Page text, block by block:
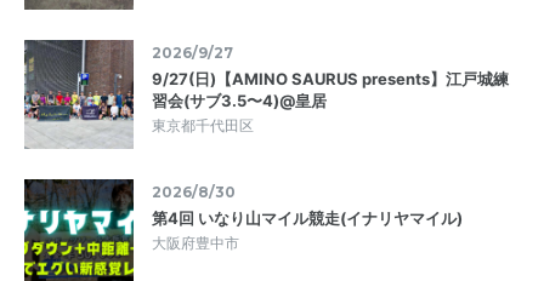
2026/9/27
9/27(日)【AMINO SAURUS presents】江戸城練
習会(サブ3.5〜4)@皇居
東京都千代田区
2026/8/30
第4回 いなり山マイル競走(イナリヤマイル)
大阪府豊中市